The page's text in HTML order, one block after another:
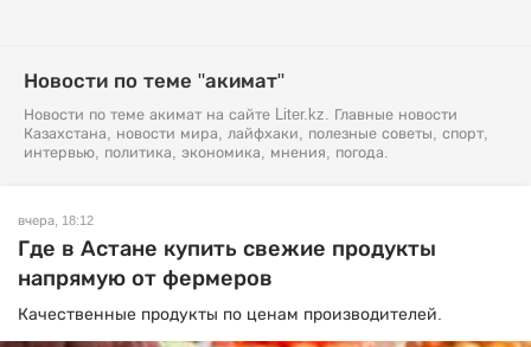
Новости по теме "акимат"
Новости по теме акимат на сайте Liter.kz. Главные новости
Казахстана, новости мира, лайфхаки, полезные советы, спорт,
интервью, политика, экономика, мнения, погода.
вчера, 18:12
Где в Астане купить свежие продукты
напрямую от фермеров
Качественные продукты по ценам производителей.